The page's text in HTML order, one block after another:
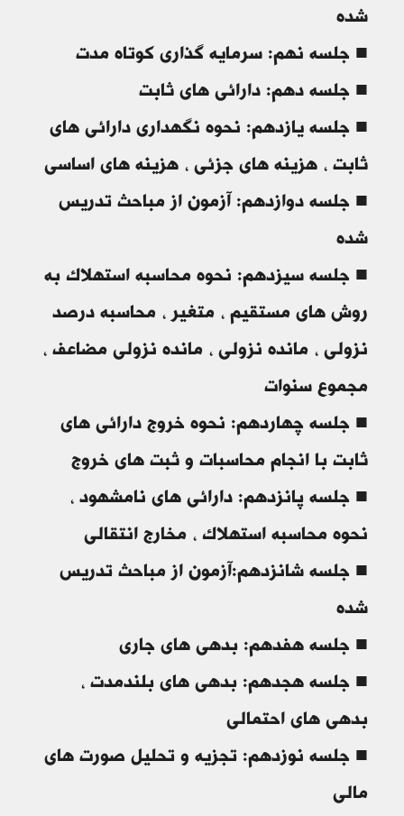
شده
■ جلسه نهم: سرمایه گذاری کوتاه مدت
■ جلسه دهم: دارائی های ثابت
■ جلسه یازدهم: نحوه نگهداری دارائی های
ثابت ، هزینه های جزئی ، هزینه های اساسی
■ جلسه دوازدهم: آزمون از مباحث تدریس
شده
■ جلسه سیزدهم: نحوه محاسبه استهلاک به
روش های مستقیم ، متغیر ، محاسبه درصد
نزولی ، مانده نزولی ، مانده نزولی مضاعف ،
مجموع سنوات
■ جلسه چهاردهم: نحوه خروج دارائی های
ثابت با انجام محاسبات و ثبت های خروج
■ جلسه پانزدهم: دارائی های نامشهود ،
نحوه محاسبه استهلاک ، مخارج انتقالی
■ جلسه شانزدهم:آزمون از مباحث تدریس
شده
■ جلسه هفدهم: بدهی های جاری
■ جلسه هجدهم: بدهی های بلندمدت ،
بدهی های احتمالی
■ جلسه نوزدهم: تجزیه و تحلیل صورت های
مالی